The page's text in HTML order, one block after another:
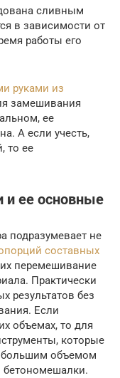
сливным
в зависимости от
работы его
руками из
замешивания
ее
А если учесть,
то ее
и ее основные
подразумевает не
составных
перемешивание
Практически
результатов без
Если
объемах, то для
которые
большим объемом
бетономешалки.